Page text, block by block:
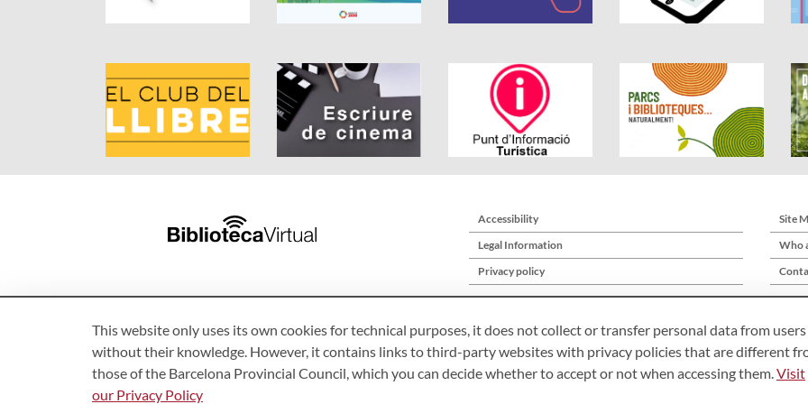
Accessibility
Legal Information
Privacy policy
Site
Who
Àrea de Cultura – Gerència de Serveis de Biblioteques. Comte d’Urgell, 187.
This website only uses its own cookies for technical purposes, it does not collect or transfer personal data from users
without their knowledge. However, it contains links to third-party websites with privacy policies that are different
those of the Barcelona Provincial Council, which you can decide whether to accept or not when accessing them.Visit
our Privacy Policy